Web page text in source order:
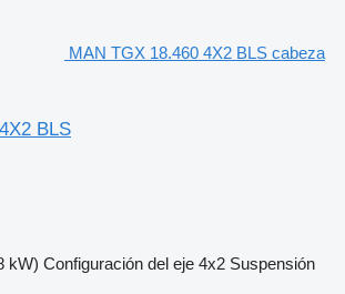
MAN TGX 18.460 4X2 BLS cabeza
BLS
kW) Configuración del eje 4x2 Suspensión